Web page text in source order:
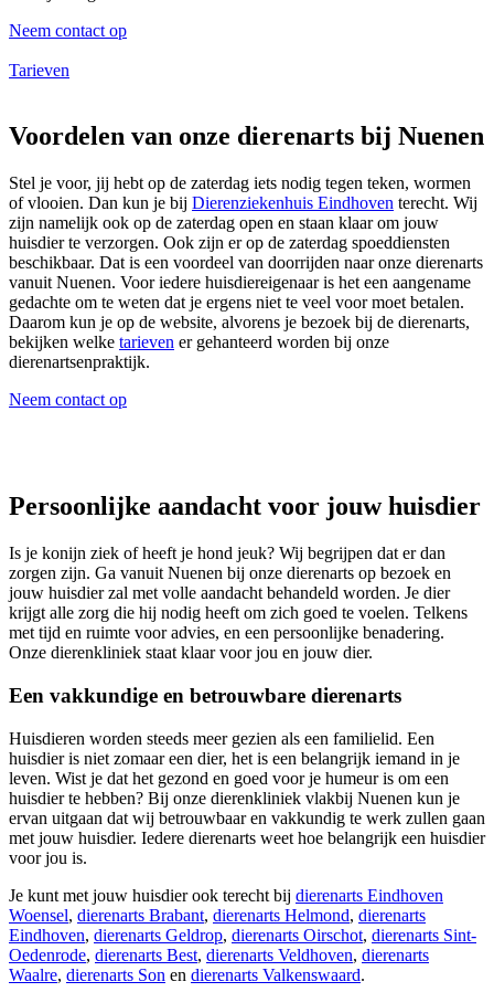
Neem contact op
Tarieven
Voordelen van onze dierenarts bij Nuenen
Stel je voor, jij hebt op de zaterdag iets nodig tegen teken, wormen
of vlooien. Dan kun je bij Dierenziekenhuis Eindhoven terecht. Wij
zijn namelijk ook op de zaterdag open en staan klaar om jouw
huisdier te verzorgen. Ook zijn er op de zaterdag spoeddiensten
beschikbaar. Dat is een voordeel van doorrijden naar onze dierenarts
vanuit Nuenen. Voor iedere huisdiereigenaar is het een aangename
gedachte om te weten dat je ergens niet te veel voor moet betalen.
Daarom kun je op de website, alvorens je bezoek bij de dierenarts,
bekijken welke tarieven er gehanteerd worden bij onze
dierenartsenpraktijk.
Neem contact op
Persoonlijke aandacht voor jouw huisdier
Is je konijn ziek of heeft je hond jeuk? Wij begrijpen dat er dan
zorgen zijn. Ga vanuit Nuenen bij onze dierenarts op bezoek en
jouw huisdier zal met volle aandacht behandeld worden. Je dier
krijgt alle zorg die hij nodig heeft om zich goed te voelen. Telkens
met tijd en ruimte voor advies, en een persoonlijke benadering.
Onze dierenkliniek staat klaar voor jou en jouw dier.
Een vakkundige en betrouwbare dierenarts
Huisdieren worden steeds meer gezien als een familielid. Een
huisdier is niet zomaar een dier, het is een belangrijk iemand in je
leven. Wist je dat het gezond en goed voor je humeur is om een
huisdier te hebben? Bij onze dierenkliniek vlakbij Nuenen kun je
ervan uitgaan dat wij betrouwbaar en vakkundig te werk zullen gaan
met jouw huisdier. Iedere dierenarts weet hoe belangrijk een huisdier
voor jou is.
Je kunt met jouw huisdier ook terecht bij dierenarts Eindhoven
Woensel, dierenarts Brabant, dierenarts Helmond, dierenarts
Eindhoven, dierenarts Geldrop, dierenarts Oirschot, dierenarts Sint-
Oedenrode, dierenarts Best, dierenarts Veldhoven, dierenarts
Waalre, dierenarts Son en dierenarts Valkenswaard.